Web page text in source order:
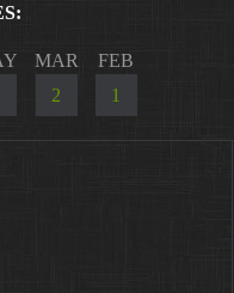
MAR
2
FEB
1